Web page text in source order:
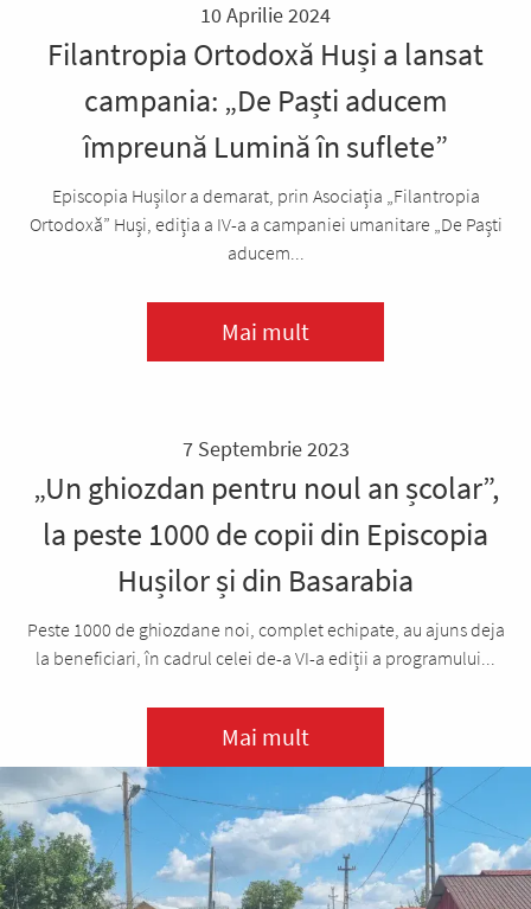
10 Aprilie 2024
Filantropia Ortodoxă Huși a lansat
campania: „De Paști aducem
împreună Lumină în suflete”
Episcopia Hușilor a demarat, prin Asociația „Filantropia
Ortodoxă” Huși, ediția a IV-a a campaniei umanitare „De Paști
aducem...
Mai mult
7 Septembrie 2023
„Un ghiozdan pentru noul an școlar”,
la peste 1000 de copii din Episcopia
Hușilor și din Basarabia
Peste 1000 de ghiozdane noi, complet echipate, au ajuns deja
la beneficiari, în cadrul celei de-a VI-a ediții a programului...
Mai mult